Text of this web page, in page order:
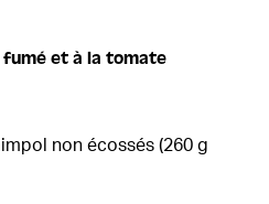
fumé et à la tomate
non écossés (260 g